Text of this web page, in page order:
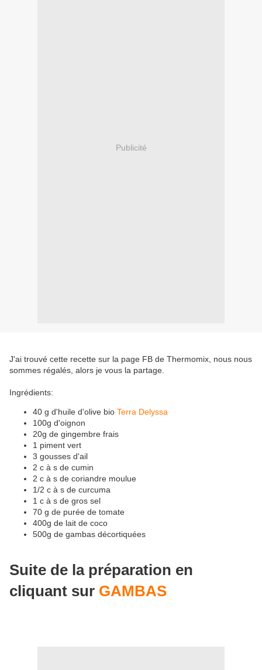
Publicité
J'ai trouvé cette recette sur la page FB de Thermomix, nous nous
sommes régalés, alors je vous la partage.
Ingrédients:
40 g d'huile d'olive bio Terra Delyssa
100g d'oignon
20g de gingembre frais
1 piment vert
3 gousses d'ail
2 c à s de cumin
2 c à s de coriandre moulue
1/2 c à s de curcuma
1 c à s de gros sel
70 g de purée de tomate
400g de lait de coco
500g de gambas décortiquées
Suite de la préparation en
cliquant sur GAMBAS